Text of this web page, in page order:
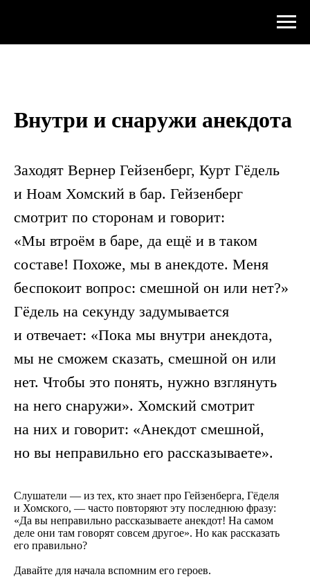
Внутри и снаружи анекдота
Заходят Вернер Гейзенберг, Курт Гёдель
и Ноам Хомский в бар. Гейзенберг
смотрит по сторонам и говорит:
«Мы втроём в баре, да ещё и в таком
составе! Похоже, мы в анекдоте. Меня
беспокоит вопрос: смешной он или нет?»
Гёдель на секунду задумывается
и отвечает: «Пока мы внутри анекдота,
мы не сможем сказать, смешной он или
нет. Чтобы это понять, нужно взглянуть
на него снаружи». Хомский смотрит
на них и говорит: «Анекдот смешной,
но вы неправильно его рассказываете».
Слушатели — из тех, кто знает про Гейзенберга, Гёделя
и Хомского, — часто повторяют эту последнюю фразу:
«Да вы неправильно рассказываете анекдот! На самом
деле они там говорят совсем другое». Но как рассказать
его правильно?
Давайте для начала вспомним его героев.